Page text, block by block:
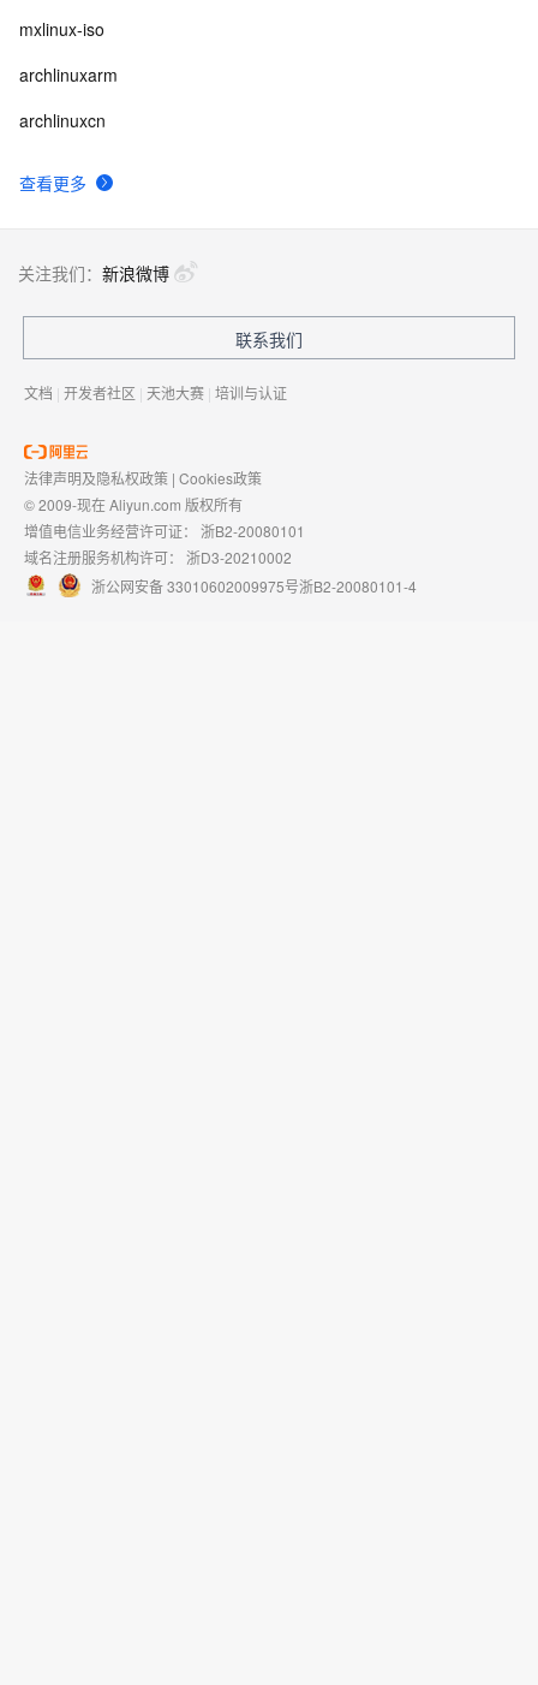
查看更多
mxlinux-iso
archlinuxarm
archlinuxcn
关注我们： 新浪微博
联系我们
文档 | 开发者社区 | 天池大赛 | 培训与认证
法律声明及隐私权政策 | Cookies政策
© 2009-现在 Aliyun.com 版权所有
增值电信业务经营许可证： 浙B2-20080101
域名注册服务机构许可： 浙D3-20210002
浙公网安备 33010602009975号浙B2-20080101-4